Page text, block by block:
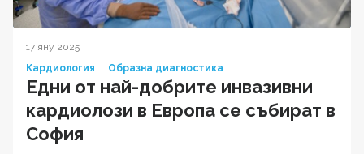
17 яну 2025
Кардиология
Образна диагностика
Едни от най-добрите инвазивни
кардиолози в Европа се събират в
София